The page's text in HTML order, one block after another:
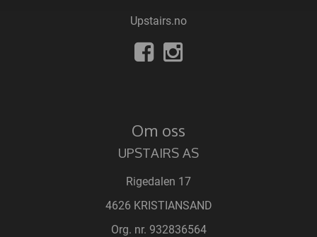
Upstairs.no
Om oss
UPSTAIRS AS
Rigedalen 17
4626 KRISTIANSAND
Org. nr. 932836564